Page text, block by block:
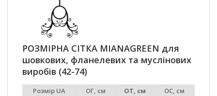
РОЗМІРНА СІТКА MIANAGREEN для
шовкових, фланелевих та муслінових
виробів (42-74)
Розмір UA ОГ, см ОТ, см
ОС, см